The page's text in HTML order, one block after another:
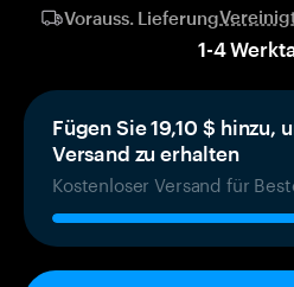
Vorauss. Lieferung
1-4
Fügen Sie 19,10 $ hinzu,
Versand zu erhalten
Kostenloser Versand für